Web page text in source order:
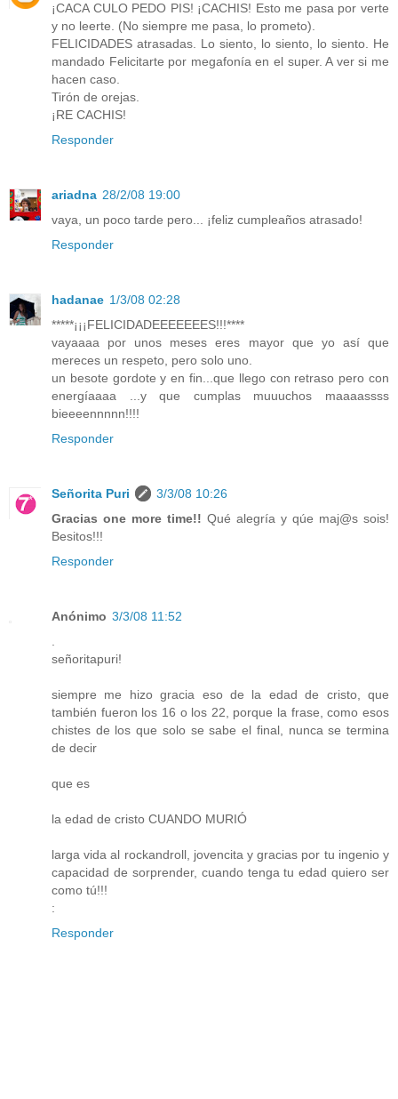
¡CACA CULO PEDO PIS! ¡CACHIS! Esto me pasa por verte
y no leerte. (No siempre me pasa, lo prometo).
FELICIDADES atrasadas. Lo siento, lo siento, lo siento. He
mandado Felicitarte por megafonía en el super. A ver si me
hacen caso.
Tirón de orejas.
¡RE CACHIS!
Responder
ariadna 28/2/08 19:00
vaya, un poco tarde pero... ¡feliz cumpleaños atrasado!
Responder
hadanae 1/3/08 02:28
*****¡¡¡FELICIDADEEEEEEES!!!****
vayaaaa por unos meses eres mayor que yo así que
mereces un respeto, pero solo uno.
un besote gordote y en fin...que llego con retraso pero con
energíaaaa ...y que cumplas muuuchos maaaassss
bieeeennnnn!!!!
Responder
Señorita Puri
3/3/08 10:26
Gracias one more time!! Qué alegría y qúe maj@s sois!
Besitos!!!
Responder
Anónimo 3/3/08 11:52
señoritapuri!
siempre me hizo gracia eso de la edad de cristo, que
también fueron los 16 o los 22, porque la frase, como esos
chistes de los que solo se sabe el final, nunca se termina
de decir
que es
la edad de cristo CUANDO MURIÓ
larga vida al rockandroll, jovencita y gracias por tu ingenio y
capacidad de sorprender, cuando tenga tu edad quiero ser
como tú!!!
:
Responder